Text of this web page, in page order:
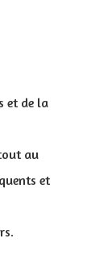
et de la
au
et